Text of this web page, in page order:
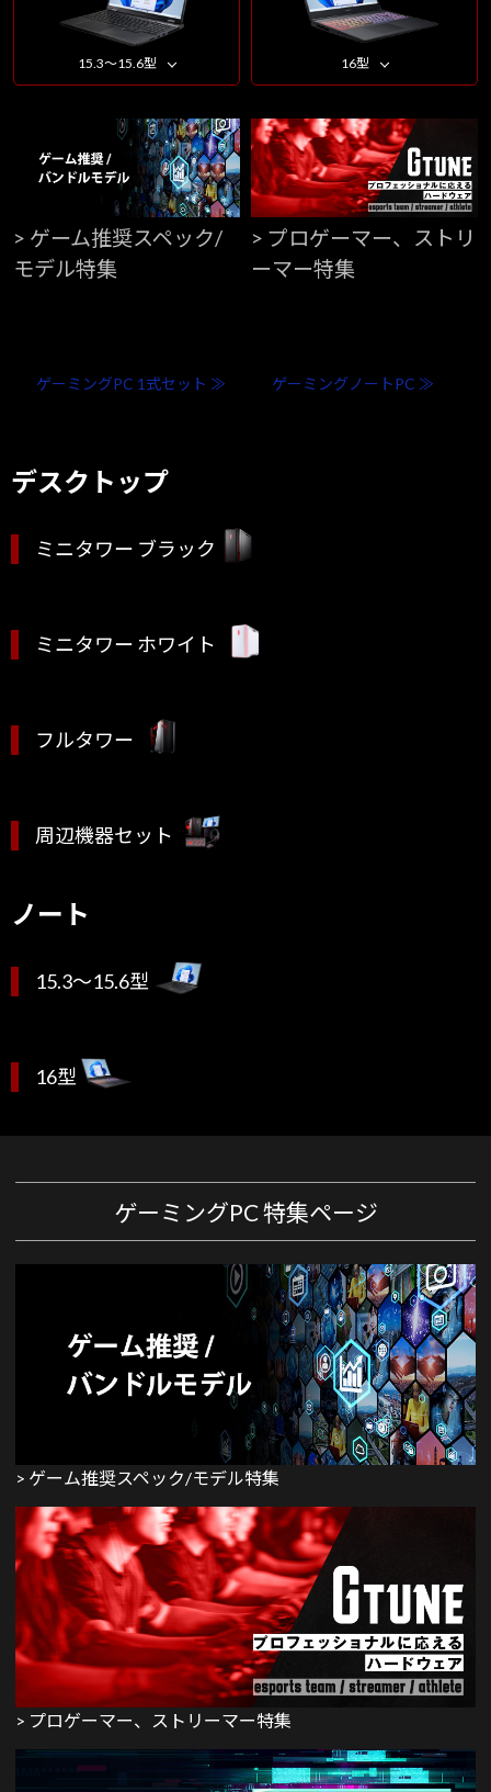
15.3～15.6型 16型
> ゲーム推奨スペック/
モデル特集
> プロゲーマー、ストリ
ーマー特集
ゲーミングPC 1式セット ≫ ゲーミングノートPC ≫
デスクトップ
ミニタワー ブラック
ミニタワー ホワイト
フルタワー
周辺機器セット
ノート
15.3～15.6型
16型
ゲーミングPC 特集ページ
> ゲーム推奨スペック/モデル特集
> プロゲーマー、ストリーマー特集